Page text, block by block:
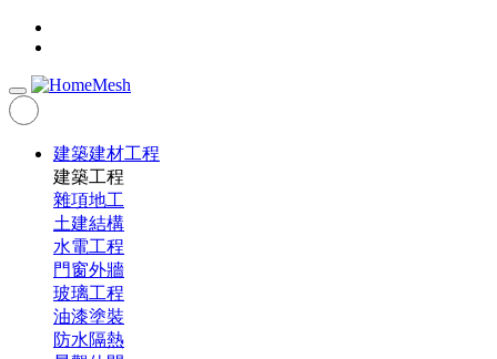
建築建材工程
建築工程
雜項地工
土建結構
水電工程
門窗外牆
玻璃工程
油漆塗裝
防水隔熱